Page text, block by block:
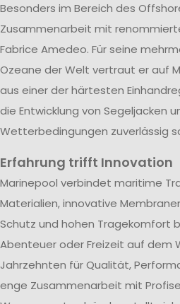
Besonders im Bereich des
Zusammenarbeit mit
Fabrice Amedeo. Für seine
Ozeane der Welt vertraut er auf
aus einer der härtesten
die Entwicklung von Segeljacken
Wetterbedingungen zuverlässig
Erfahrung trifft Innovation
Marinepool verbindet maritime
Materialien, innovative
Schutz und hohen Tragekomfort
Abenteuer oder Freizeit auf dem
Jahrzehnten für Qualität,
enge Zusammenarbeit mit